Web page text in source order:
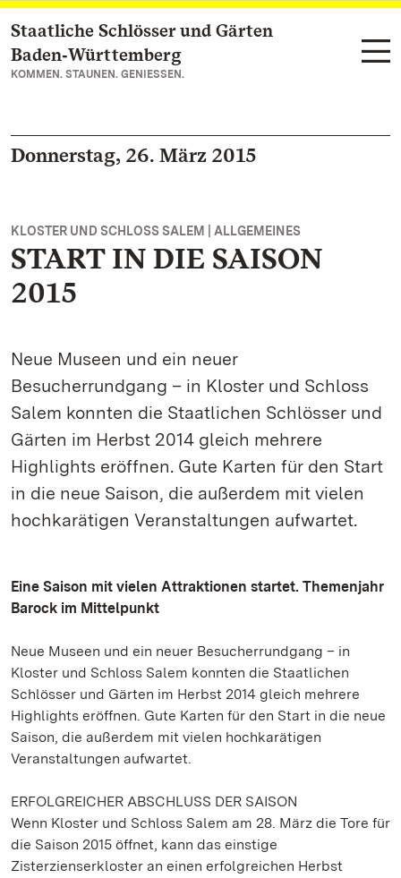
Zum Hauptinhalt springen
Staatliche Schlösser und Gärten
Baden‑Württemberg
KOMMEN. STAUNEN. GENIESSEN.
Donnerstag, 26. März 2015
KLOSTER UND SCHLOSS SALEM | ALLGEMEINES
START IN DIE SAISON
2015
Neue Museen und ein neuer
Besucherrundgang – in Kloster und Schloss
Salem konnten die Staatlichen Schlösser und
Gärten im Herbst 2014 gleich mehrere
Highlights eröffnen. Gute Karten für den Start
in die neue Saison, die außerdem mit vielen
hochkarätigen Veranstaltungen aufwartet.
Eine Saison mit vielen Attraktionen startet. Themenjahr
Barock im Mittelpunkt
Neue Museen und ein neuer Besucherrundgang – in
Kloster und Schloss Salem konnten die Staatlichen
Schlösser und Gärten im Herbst 2014 gleich mehrere
Highlights eröffnen. Gute Karten für den Start in die neue
Saison, die außerdem mit vielen hochkarätigen
Veranstaltungen aufwartet.
ERFOLGREICHER ABSCHLUSS DER SAISON
Wenn Kloster und Schloss Salem am 28. März die Tore für
die Saison 2015 öffnet, kann das einstige
Zisterzienserkloster an einen erfolgreichen Herbst